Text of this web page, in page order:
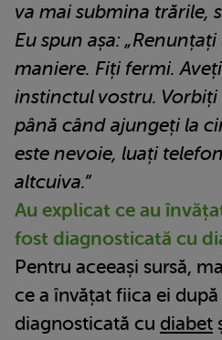
va mai submina trările,
Eu spun așa:
maniere. Fiți fermi.
instinctul vostru. Vorbiți
până când ajungeți la
este nevoie, luați
altcuiva.”
Au explicat ce au
fost diagnosticată cu
Pentru aceeași sursă,
ce a învățat fiica ei
diagnosticată cu diabet